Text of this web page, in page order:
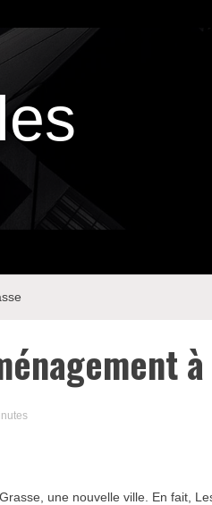
à
une nouvelle ville. En fait,